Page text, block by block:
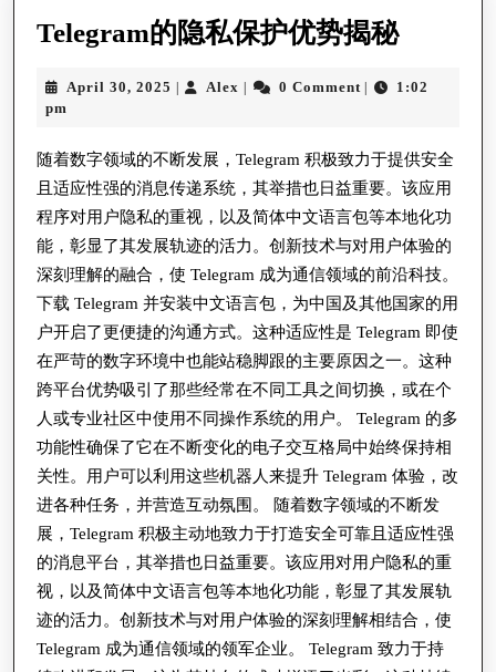
Und
Europa
Telegram的隐私保护优势揭秘
隐
保
护
优
势
揭
秘
April 30, 2025 April
| Alex Alex
| 0 Comment |
1:02
pm
随着数字领域的不断发展，Telegram 积极致力于提供安全
且适应性强的消息传递系统，其举措也日益重要。该应用
程序对用户隐私的重视，以及简体中文语言包等本地化功
能，彰显了其发展轨迹的活力。创新技术与对用户体验的
深刻理解的融合，使 Telegram 成为通信领域的前沿科技。
下载 Telegram 并安装中文语言包，为中国及其他国家的用
户开启了更便捷的沟通方式。这种适应性是 Telegram 即使
在严苛的数字环境中也能站稳脚跟的主要原因之一。这种
跨平台优势吸引了那些经常在不同工具之间切换，或在个
人或专业社区中使用不同操作系统的用户。 Telegram 的多
功能性确保了它在不断变化的电子交互格局中始终保持相
关性。用户可以利用这些机器人来提升 Telegram 体验，改
进各种任务，并营造互动氛围。 随着数字领域的不断发
展，Telegram 积极主动地致力于打造安全可靠且适应性强
的消息平台，其举措也日益重要。该应用对用户隐私的重
视，以及简体中文语言包等本地化功能，彰显了其发展轨
迹的活力。创新技术与对用户体验的深刻理解相结合，使
Telegram 成为通信领域的领军企业。 Telegram 致力于持